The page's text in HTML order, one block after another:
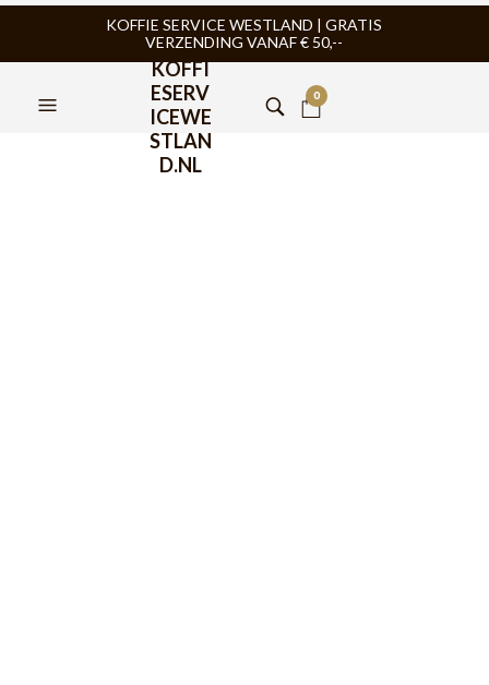
KOFFIE SERVICE WESTLAND | GRATIS
VERZENDING VANAF € 50,--
KOFFI
ESERV
ICEWE
STLAN
D.NL
0